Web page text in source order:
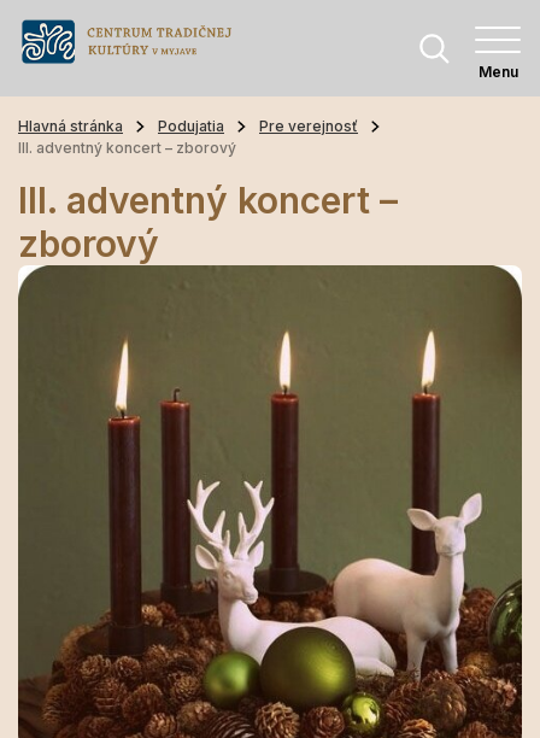
Menu
Hlavná stránka Podujatia
Pre verejnosť
III. adventný koncert – zborový
III. adventný koncert –
zborový